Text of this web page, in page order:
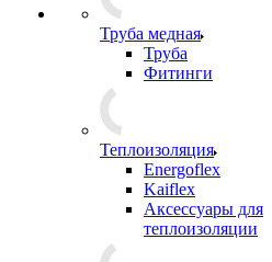
Труба медная
Труба
Фитинги
Теплоизоляция
Energoflex
Kaiflex
Аксессуары для
теплоизоляции